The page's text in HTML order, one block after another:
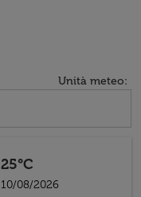
Unità meteo:
25°C
10/08/2026